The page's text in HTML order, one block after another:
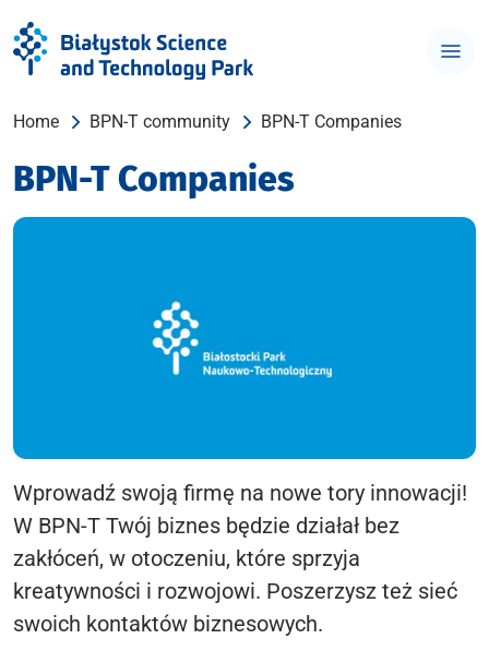
Home BPN-T community BPN-T Companies
BPN-T Companies
Wprowadź swoją firmę na nowe tory innowacji!
W BPN-T Twój biznes będzie działał bez
zakłóceń, w otoczeniu, które sprzyja
kreatywności i rozwojowi. Poszerzysz też sieć
swoich kontaktów biznesowych.